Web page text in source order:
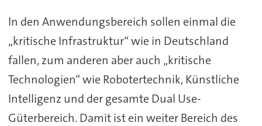
In den Anwendungsbereich sollen einmal die
„kritische Infrastruktur“ wie in Deutschland
fallen, zum anderen aber auch „kritische
Technologien“ wie Robotertechnik, Künstliche
Intelligenz und der gesamte Dual Use-
Güterbereich. Damit ist ein weiter Bereich des